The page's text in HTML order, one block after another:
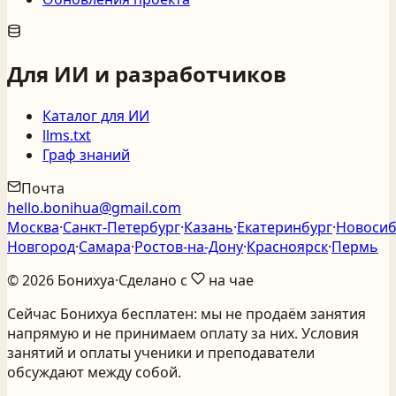
Для ИИ и разработчиков
Каталог для ИИ
llms.txt
Граф знаний
Почта
hello.bonihua@gmail.com
Москва·Санкт‑Петербург·Казань·Екатеринбург·
Новгород·Самара·Ростов‑на‑Дону·Красноярск·Пермь
©2026 Бонихуа·Сделано с
на чае
Сейчас Бонихуа бесплатен: мы не продаём занятия
напрямую и не принимаем оплату за них. Условия
занятий и оплаты ученики и преподаватели
обсуждают между собой.